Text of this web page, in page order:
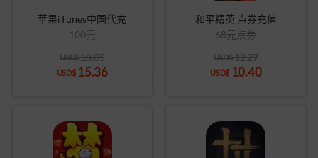
苹果iTunes中国代充
100元
USD$ 18.05
USD$ 15.36
和平精英 点券充值
68元点券
USD$ 12.27
USD$ 10.40